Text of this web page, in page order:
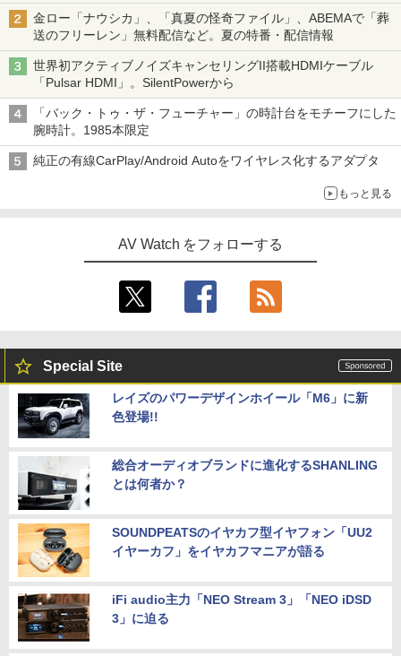
金ロー「ナウシカ」、「真夏の怪奇ファイル」、ABEMAで「葬
送のフリーレン」無料配信など。夏の特番・配信情報
世界初アクティブノイズキャンセリングII搭載HDMIケーブル
「Pulsar HDMI」。SilentPowerから
「バック・トゥ・ザ・フューチャー」の時計台をモチーフにした
腕時計。1985本限定
純正の有線CarPlay/Android Autoをワイヤレス化するアダプタ
もっと見る
AV Watch をフォローする
Special Site
レイズのパワーデザインホイール「M6」に新
色登場!!
総合オーディオブランドに進化するSHANLING
とは何者か？
SOUNDPEATSのイヤカフ型イヤフォン「UU2
イヤーカフ」をイヤカフマニアが語る
iFi audio主力「NEO Stream 3」「NEO iDSD
3」に迫る